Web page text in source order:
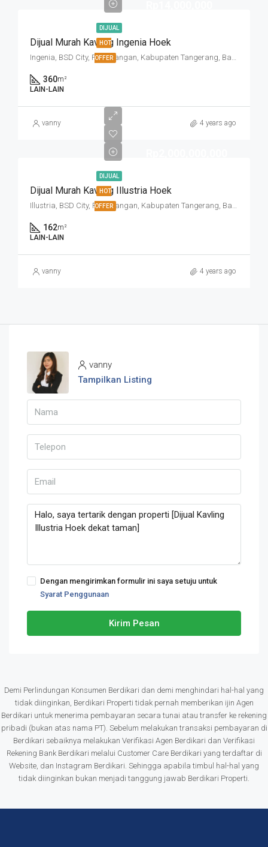
DIJUAL
HOT
OFFER
Dijual Murah Kavling Ingenia Hoek
Ingenia, BSD City, Pagedangan, Kabupaten Tangerang, Banten, Indonesia
360m²
LAIN-LAIN
vanny 4 years ago
DIJUAL
HOT
OFFER
Dijual Murah Kavling Illustria Hoek
Illustria, BSD City, Pagedangan, Kabupaten Tangerang, Banten, Indonesia
162m²
LAIN-LAIN
vanny 4 years ago
vanny
Tampilkan Listing
Dengan mengirimkan formulir ini saya setuju untuk
Syarat Penggunaan
Kirim Pesan
Demi Perlindungan Konsumen Berdikari dan demi menghindari hal-hal yang
tidak diinginkan, Berdikari Properti tidak pernah memberikan ijin Agen
Berdikari untuk menerima pembayaran secara tunai atau transfer ke rekening
pribadi (bukan atas nama PT). Sebelum melakukan transaksi pembayaran di
Berdikari sebaiknya melakukan Verifikasi Agen Berdikari dan Verifikasi
Rekening Bank Berdikari melalui Customer Care Berdikari yang terdaftar di
Website, dan Instagram Berdikari. Sehingga apabila timbul hal-hal yang
tidak diinginkan bukan menjadi tanggung jawab Berdikari Properti.